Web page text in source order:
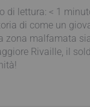
di lettura: < 1
di come un
zona malfamata
Rivaille, il